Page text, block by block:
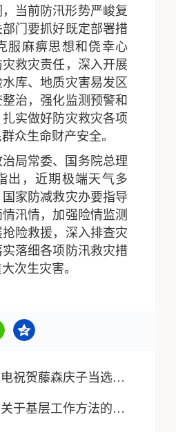
当前防汛形势严峻复
门要抓好既定部署措
服麻痹思想和侥幸心
救灾责任，深入开展
库、地质灾害易发区
治，强化监测预警和
实做好防灾救灾各项
众生命财产安全。
局常委、国务院总理
出，近期极端天气多
家防减救灾办要指导
汛情，加强险情监测
险救援，深入排查灾
落细各项防汛救灾措
次生灾害。
习近平致电祝贺藤森庆子当选秘鲁总统
《习近平关于基层工作方法的重要论述学习读本》出版发行